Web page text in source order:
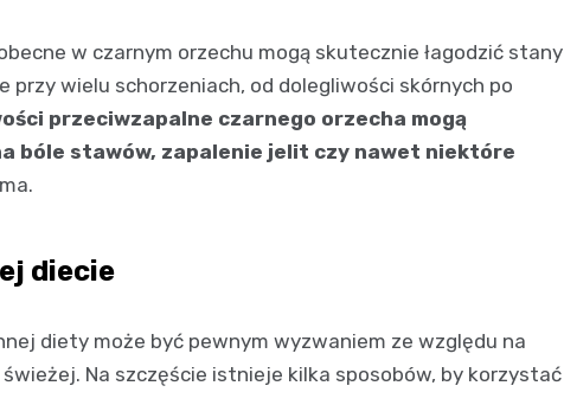
w czarnym orzechu mogą skutecznie łagodzić stany
wielu schorzeniach, od dolegliwości skórnych po
przeciwzapalne czarnego orzecha mogą
bóle stawów, zapalenie jelit czy nawet niektóre
diecie
diety może być pewnym wyzwaniem ze względu na
Na szczęście istnieje kilka sposobów, by korzystać